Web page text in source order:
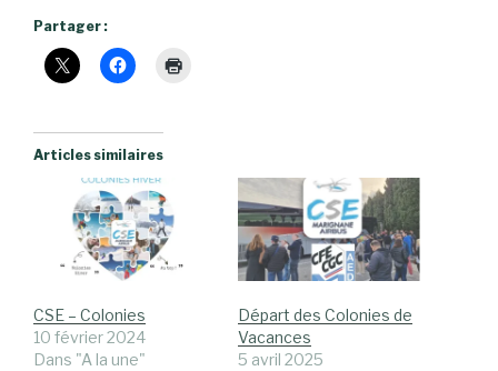
Partager :
Articles similaires
CSE – Colonies
10 février 2024
Dans "A la une"
Départ des Colonies de
Vacances
5 avril 2025